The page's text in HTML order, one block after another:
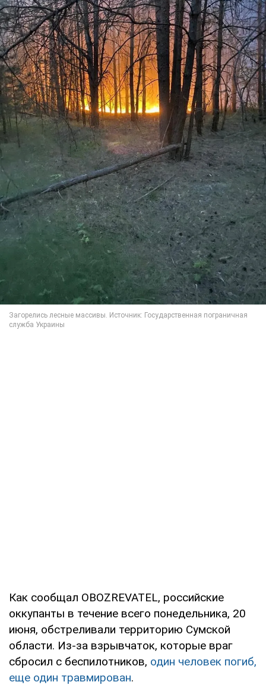
Как сообщал OBOZREVATEL, российские
оккупанты в течение всего понедельника, 20
июня, обстреливали территорию Сумской
области. Из-за взрывчаток, которые враг
сбросил с беспилотников, один человек погиб,
еще один травмирован.